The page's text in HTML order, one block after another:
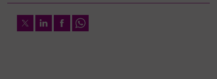
TwitterLinkedInFacebookWhatsapp